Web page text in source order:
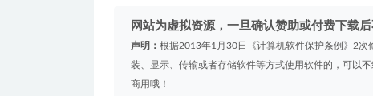
网站为虚拟资源，一旦确认赞助或付费下载
声明： 根据2013年1月30日《计算机软件保护条例》2
装、显示、传输或者存储软件等方式使用软件的，可以
商用哦！